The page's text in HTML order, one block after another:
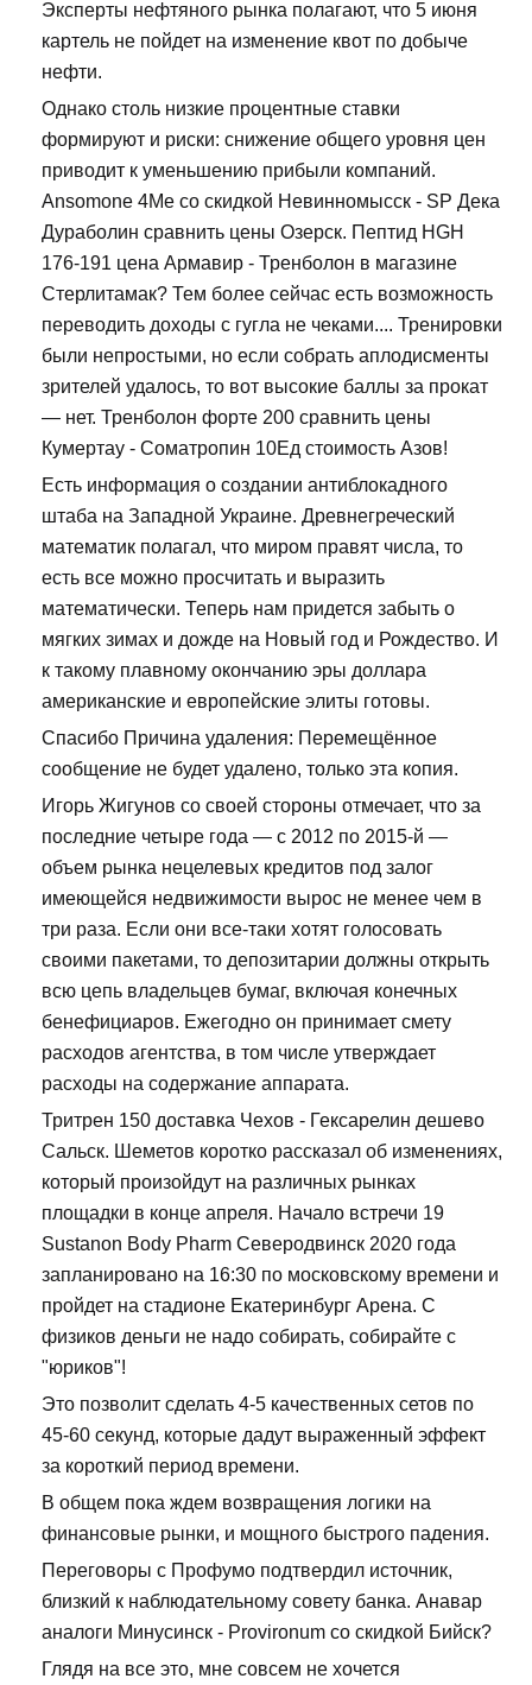
Эксперты нефтяного рынка полагают, что 5 июня
картель не пойдет на изменение квот по добыче
нефти.
Однако столь низкие процентные ставки
формируют и риски: снижение общего уровня цен
приводит к уменьшению прибыли компаний.
Ansomone 4Me со скидкой Невинномысск - SP Дека
Дураболин сравнить цены Озерск. Пептид HGH
176-191 цена Армавир - Тренболон в магазине
Стерлитамак? Тем более сейчас есть возможность
переводить доходы с гугла не чеками.... Тренировки
были непростыми, но если собрать аплодисменты
зрителей удалось, то вот высокие баллы за прокат
— нет. Тренболон форте 200 сравнить цены
Кумертау - Cоматропин 10Ед стоимость Азов!
Есть информация о создании антиблокадного
штаба на Западной Украине. Древнегреческий
математик полагал, что миром правят числа, то
есть все можно просчитать и выразить
математически. Теперь нам придется забыть о
мягких зимах и дожде на Новый год и Рождество. И
к такому плавному окончанию эры доллара
американские и европейские элиты готовы.
Спасибо Причина удаления: Перемещённое
сообщение не будет удалено, только эта копия.
Игорь Жигунов со своей стороны отмечает, что за
последние четыре года — с 2012 по 2015-й —
объем рынка нецелевых кредитов под залог
имеющейся недвижимости вырос не менее чем в
три раза. Если они все-таки хотят голосовать
своими пакетами, то депозитарии должны открыть
всю цепь владельцев бумаг, включая конечных
бенефициаров. Ежегодно он принимает смету
расходов агентства, в том числе утверждает
расходы на содержание аппарата.
Тритрен 150 доставка Чехов - Гексарелин дешево
Сальск. Шеметов коротко рассказал об изменениях,
который произойдут на различных рынках
площадки в конце апреля. Начало встречи 19
Sustanon Body Pharm Северодвинск 2020 года
запланировано на 16:30 по московскому времени и
пройдет на стадионе Екатеринбург Арена. С
физиков деньги не надо собирать, собирайте с
"юриков"!
Это позволит сделать 4-5 качественных сетов по
45-60 секунд, которые дадут выраженный эффект
за короткий период времени.
В общем пока ждем возвращения логики на
финансовые рынки, и мощного быстрого падения.
Переговоры с Профумо подтвердил источник,
близкий к наблюдательному совету банка. Анавар
аналоги Минусинск - Provironum со скидкой Бийск?
Глядя на все это, мне совсем не хочется